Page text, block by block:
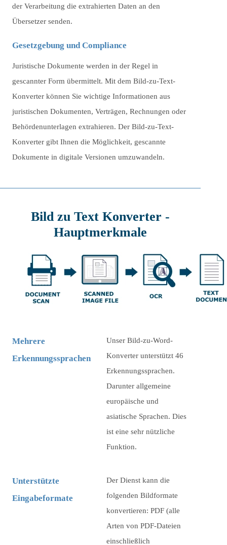
der Verarbeitung die extrahierten Daten an den
Übersetzer senden.
Gesetzgebung und Compliance
Juristische Dokumente werden in der Regel in
gescannter Form übermittelt. Mit dem Bild-zu-Text-
Konverter können Sie wichtige Informationen aus
juristischen Dokumenten, Verträgen, Rechnungen oder
Behördenunterlagen extrahieren. Der Bild-zu-Text-
Konverter gibt Ihnen die Möglichkeit, gescannte
Dokumente in digitale Versionen umzuwandeln.
Bild zu Text Konverter -
Hauptmerkmale
Mehrere
Erkennungssprachen
Unser Bild-zu-Word-
Konverter unterstützt 46
Erkennungssprachen.
Darunter allgemeine
europäische und
asiatische Sprachen. Dies
ist eine sehr nützliche
Funktion.
Unterstützte
Eingabeformate
Der Dienst kann die
folgenden Bildformate
konvertieren: PDF (alle
Arten von PDF-Dateien
einschließlich